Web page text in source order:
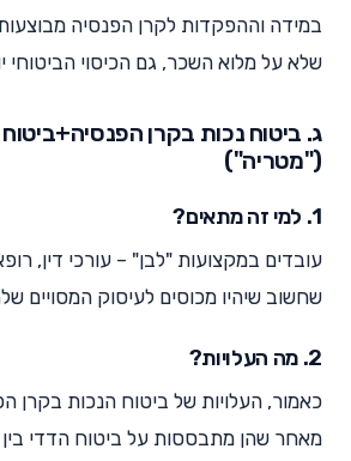
במידה וההפקדות לקרן הפנסיה
שלא על מלוא השכר, גם הכיסוי הביטוחי
ג. ביטוח נכות בקרן
("מטריה")
1. למי זה מתאים?
עובדים במקצועות "לבן" – עורכי דין,
שחשוב שיהיו מכוסים לעיסוק המסויים
2. מה העלויות?
כאמור, העלויות של ביטוח הנכות בקרן
מאחר שהן מתבססות על ביטוח הדדי